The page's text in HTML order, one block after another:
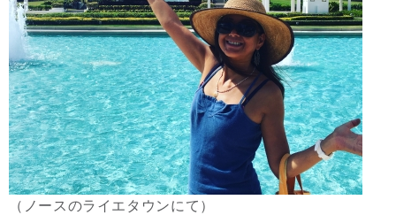
（ノースのライエタウンにて）